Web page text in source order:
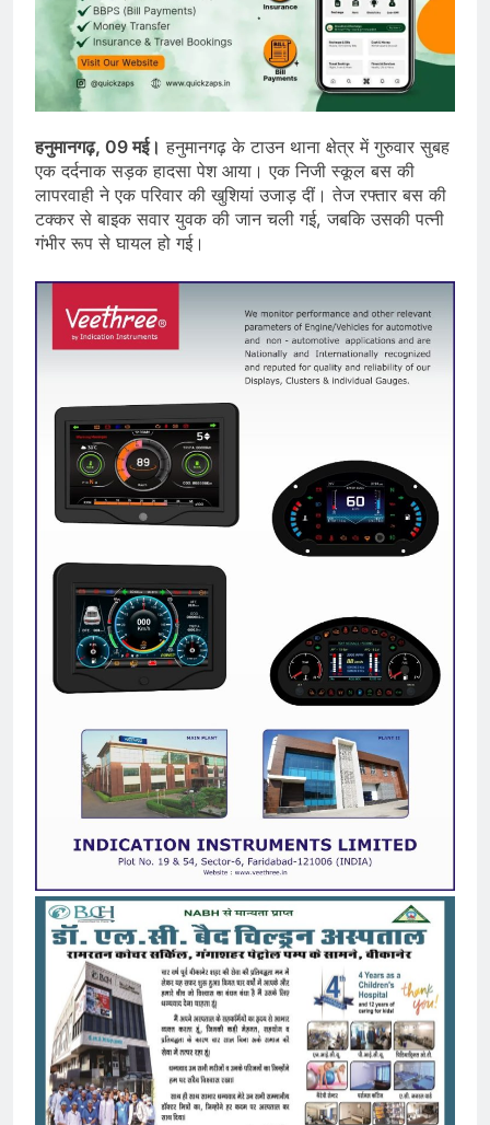
हनुमानगढ़, 09 मई। हनुमानगढ़ के टाउन थाना क्षेत्र में गुरुवार सुबह
एक दर्दनाक सड़क हादसा पेश आया। एक निजी स्कूल बस की
लापरवाही ने एक परिवार की खुशियां उजाड़ दीं। तेज रफ्तार बस की
टक्कर से बाइक सवार युवक की जान चली गई, जबकि उसकी पत्नी
गंभीर रूप से घायल हो गई।